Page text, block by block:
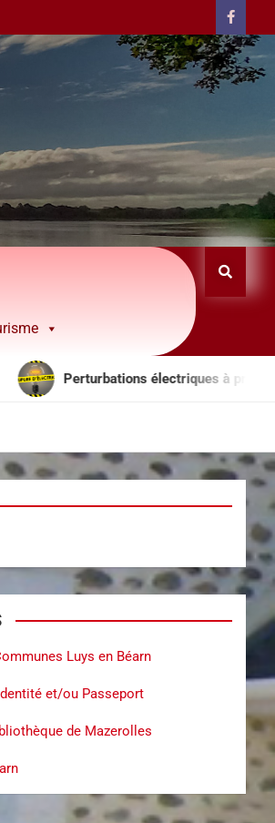
Perturbations électriques à prévoir
Luys en Béarn
et/ou Passeport
de Mazerolles